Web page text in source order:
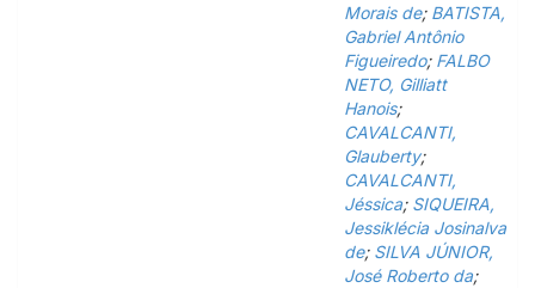
Morais de; BATISTA,
Gabriel Antônio
Figueiredo; FALBO
NETO, Gilliatt
Hanois;
CAVALCANTI,
Glauberty;
CAVALCANTI,
Jéssica; SIQUEIRA,
Jessiklécia Josinalva
de; SILVA JÚNIOR,
José Roberto da;